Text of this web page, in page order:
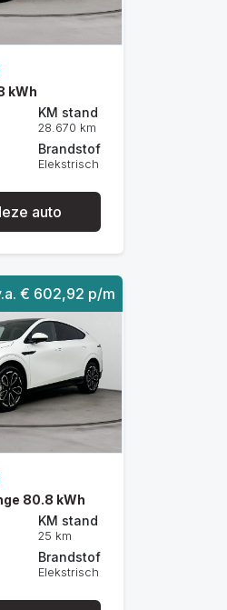
kWh
KM stand
28.670 km
Brandstof
Elekstrisch
auto
€ 602,92 p/m
80.8 kWh
KM stand
25 km
Brandstof
Elekstrisch